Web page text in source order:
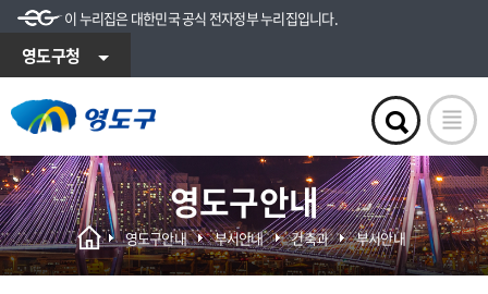
이 누리집은 대한민국 공식 전자정부 누리집입니다.
영도구청
영도구안내
영도구안내 부서안내 건축과 부서안내